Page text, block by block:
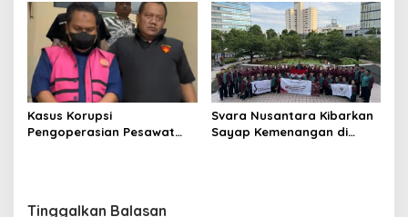
kepada pelajar UPTD SMPN
23
Mitra Binaan dengan
Sentuhan Kemanusiaan dan
Keberlanjutan
Kasus Korupsi
Pengoperasian Pesawat
Svara Nusantara Kibarkan
Sayap Kemenangan di
Tinggalkan Balasan